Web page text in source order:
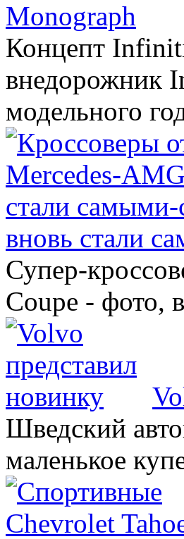
Концепт
внедорожник
модельного
вновь стали
Супер-
Coupe - фото,
Шведский
маленькое